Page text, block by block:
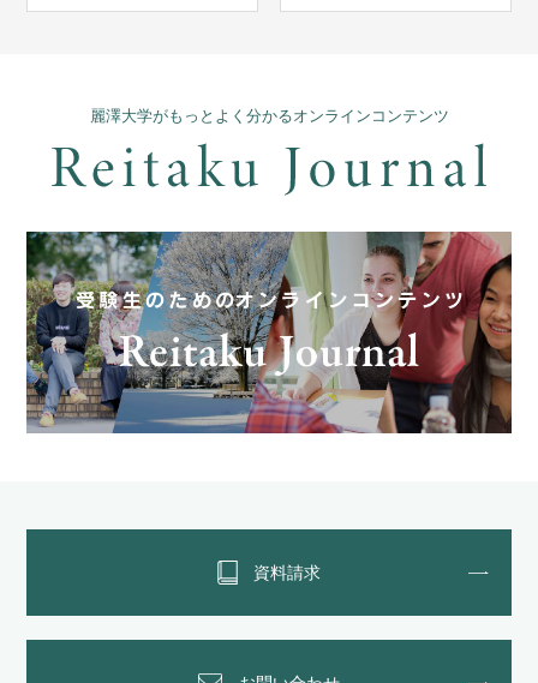
麗澤大学がもっとよく分かるオンラインコンテンツ
資料請求